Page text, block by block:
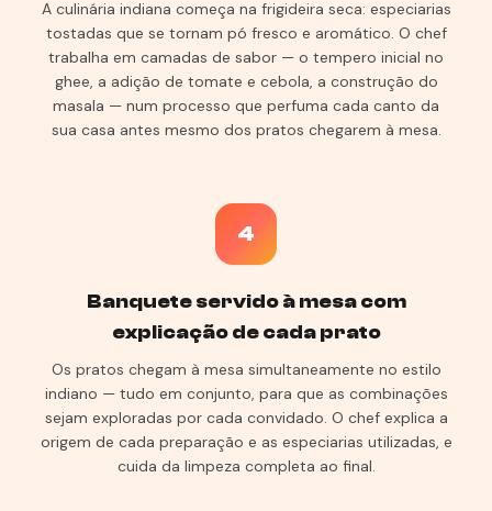
A culinária indiana começa na frigideira seca: especiarias
tostadas que se tornam pó fresco e aromático. O chef
trabalha em camadas de sabor — o tempero inicial no
ghee, a adição de tomate e cebola, a construção do
masala — num processo que perfuma cada canto da
sua casa antes mesmo dos pratos chegarem à mesa.
4
Banquete servido à mesa com
explicação de cada prato
Os pratos chegam à mesa simultaneamente no estilo
indiano — tudo em conjunto, para que as combinações
sejam exploradas por cada convidado. O chef explica a
origem de cada preparação e as especiarias utilizadas, e
cuida da limpeza completa ao final.